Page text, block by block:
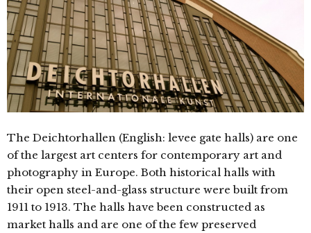
The Deichtorhallen (English: levee gate halls) are one
of the largest art centers for contemporary art and
photography in Europe. Both historical halls with
their open steel-and-glass structure were built from
1911 to 1913. The halls have been constructed as
market halls and are one of the few preserved